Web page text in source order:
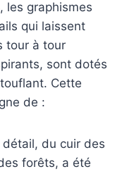
les graphismes
qui laissent
tour à tour
sont dotés
Cette
de :
détail, du cuir des
forêts, a été